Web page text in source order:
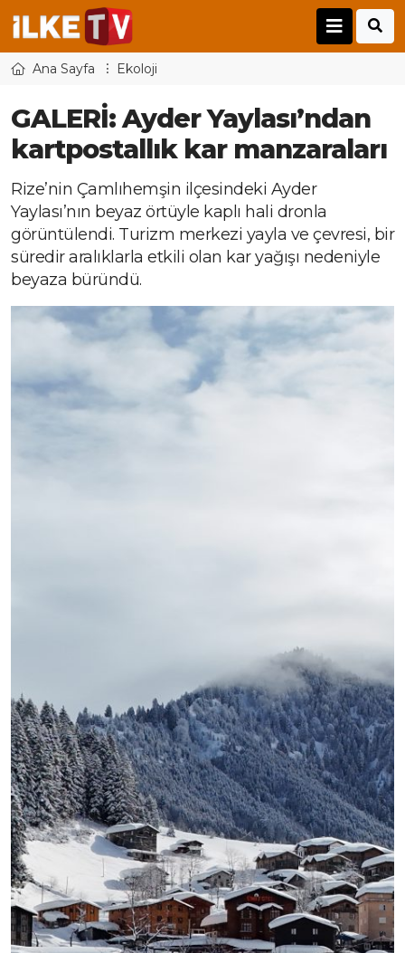
Ana Sayfa Ekoloji
GALERİ: Ayder Yaylası’ndan
kartpostallık kar manzaraları
Rize’nin Çamlıhemşin ilçesindeki Ayder
Yaylası’nın beyaz örtüyle kaplı hali dronla
görüntülendi. Turizm merkezi yayla ve çevresi, bir
süredir aralıklarla etkili olan kar yağışı nedeniyle
beyaza büründü.